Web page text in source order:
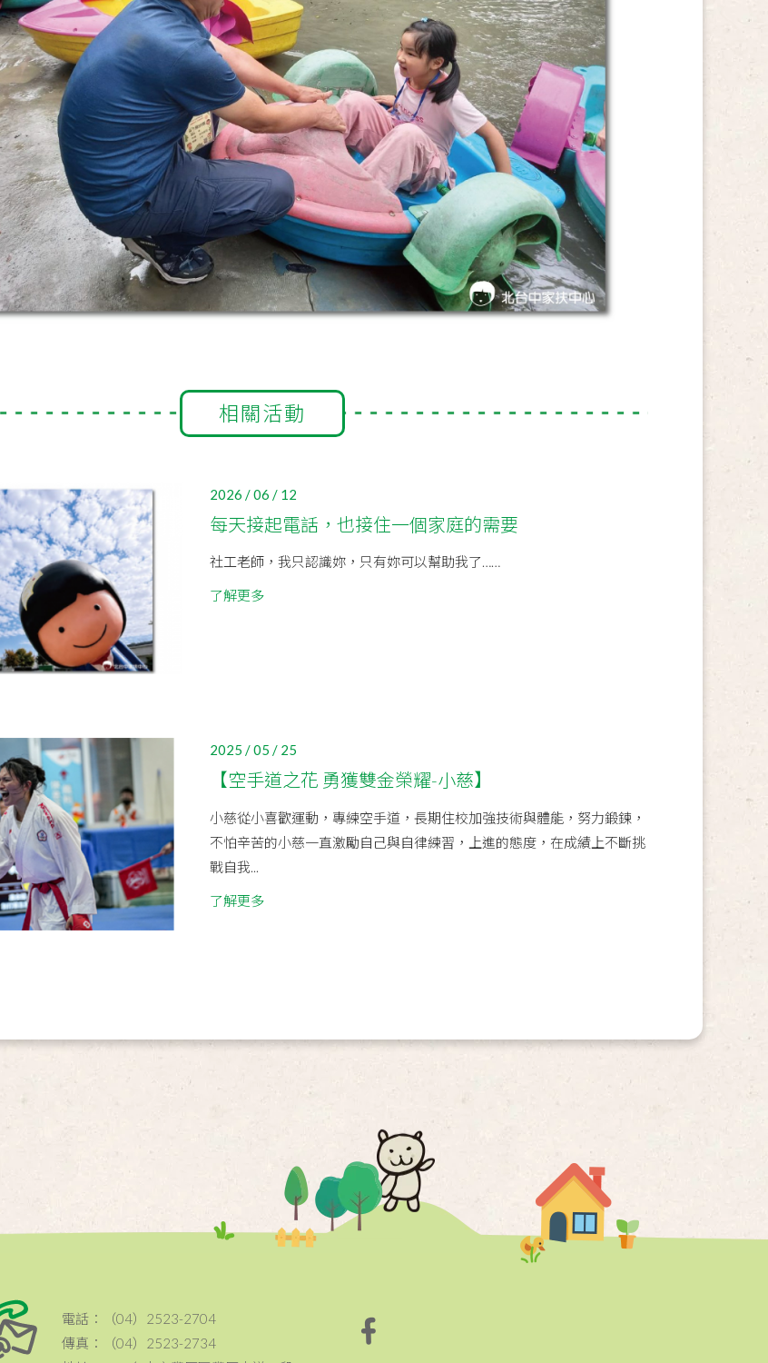
相關活動
2026 / 06 / 12
每天接起電話，也接住一個家庭的需要
社工老師，我只認識妳，只有妳可以幫助我了……
了解更多
2025 / 05 / 25
【空手道之花 勇獲雙金榮耀-小慈】
小慈從小喜歡運動，專練空手道，長期住校加強技術與體能，努力鍛鍊，
不怕辛苦的小慈一直激勵自己與自律練習，上進的態度，在成績上不斷挑
戰自我...
了解更多
電話：（04）2523-2704
傳真：（04）2523-2734